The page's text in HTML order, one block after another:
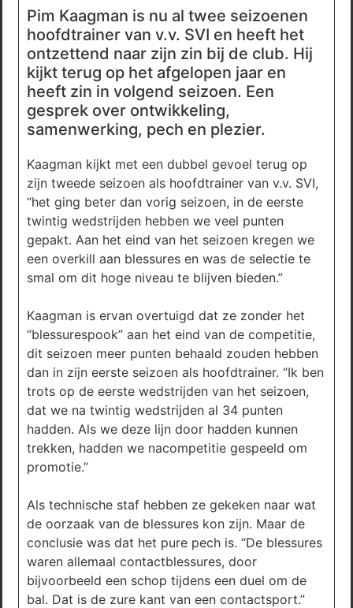
Pim Kaagman is nu al twee seizoenen
hoofdtrainer van v.v. SVI en heeft het
ontzettend naar zijn zin bij de club. Hij
kijkt terug op het afgelopen jaar en
heeft zin in volgend seizoen. Een
gesprek over ontwikkeling,
samenwerking, pech en plezier.
Kaagman kijkt met een dubbel gevoel terug op
zijn tweede seizoen als hoofdtrainer van v.v. SVI,
“het ging beter dan vorig seizoen, in de eerste
twintig wedstrijden hebben we veel punten
gepakt. Aan het eind van het seizoen kregen we
een overkill aan blessures en was de selectie te
smal om dit hoge niveau te blijven bieden.”
Kaagman is ervan overtuigd dat ze zonder het
“blessurespook” aan het eind van de competitie,
dit seizoen meer punten behaald zouden hebben
dan in zijn eerste seizoen als hoofdtrainer. “Ik ben
trots op de eerste wedstrijden van het seizoen,
dat we na twintig wedstrijden al 34 punten
hadden. Als we deze lijn door hadden kunnen
trekken, hadden we nacompetitie gespeeld om
promotie.”
Als technische staf hebben ze gekeken naar wat
de oorzaak van de blessures kon zijn. Maar de
conclusie was dat het pure pech is. “De blessures
waren allemaal contactblessures, door
bijvoorbeeld een schop tijdens een duel om de
bal. Dat is de zure kant van een contactsport.”